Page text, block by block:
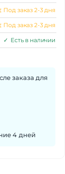
Под заказ 2-3 дня
Под заказ 2-3 дня
✓ Есть в наличии
заказа для
4 дней